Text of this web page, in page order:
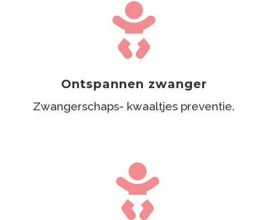

Ontspannen zwanger
Zwangerschaps- kwaaltjes preventie.
